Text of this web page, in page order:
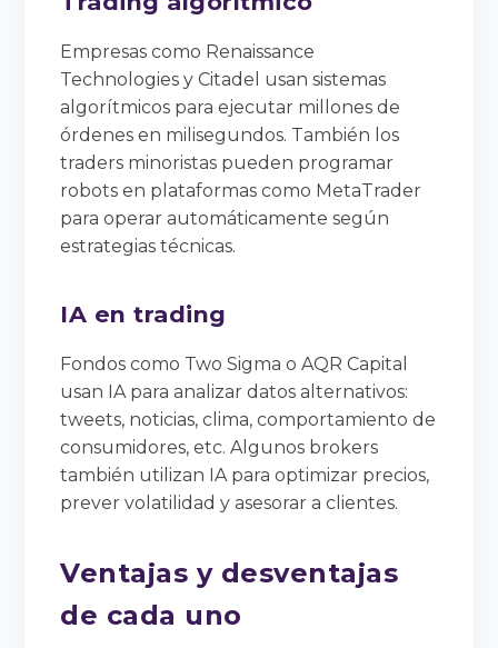
Empresas como Renaissance
Technologies y Citadel usan sistemas
algorítmicos para ejecutar millones de
órdenes en milisegundos. También los
traders minoristas pueden programar
robots en plataformas como MetaTrader
para operar automáticamente según
estrategias técnicas.
IA en trading
Fondos como Two Sigma o AQR Capital
usan IA para analizar datos alternativos:
tweets, noticias, clima, comportamiento de
consumidores, etc. Algunos brokers
también utilizan IA para optimizar precios,
prever volatilidad y asesorar a clientes.
Ventajas y desventajas
de cada uno